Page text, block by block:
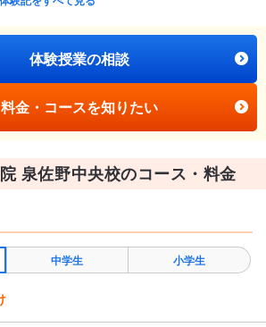
体験授業の相談
料金・コースを知りたい
泉佐野中央校のコース・料金
中学生 小学生